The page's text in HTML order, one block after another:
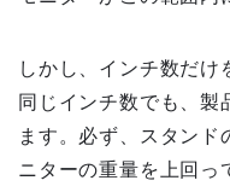
しかし、インチ数だけ
同じインチ数でも、製
ます。必ず、スタンド
ニターの重量を上回っ